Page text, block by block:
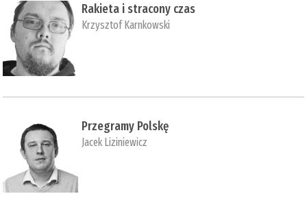
Rakieta i stracony czas
Krzysztof Karnkowski
Przegramy Polskę
Jacek Liziniewicz